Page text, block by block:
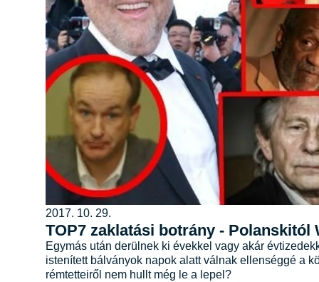
2017. 10. 29.
TOP7 zaklatási botrány - Polanskitól
Egymás után derülnek ki évekkel vagy akár
istenített bálványok napok alatt válnak ellenséggé a
rémtetteiről nem hullt még le a lepel?